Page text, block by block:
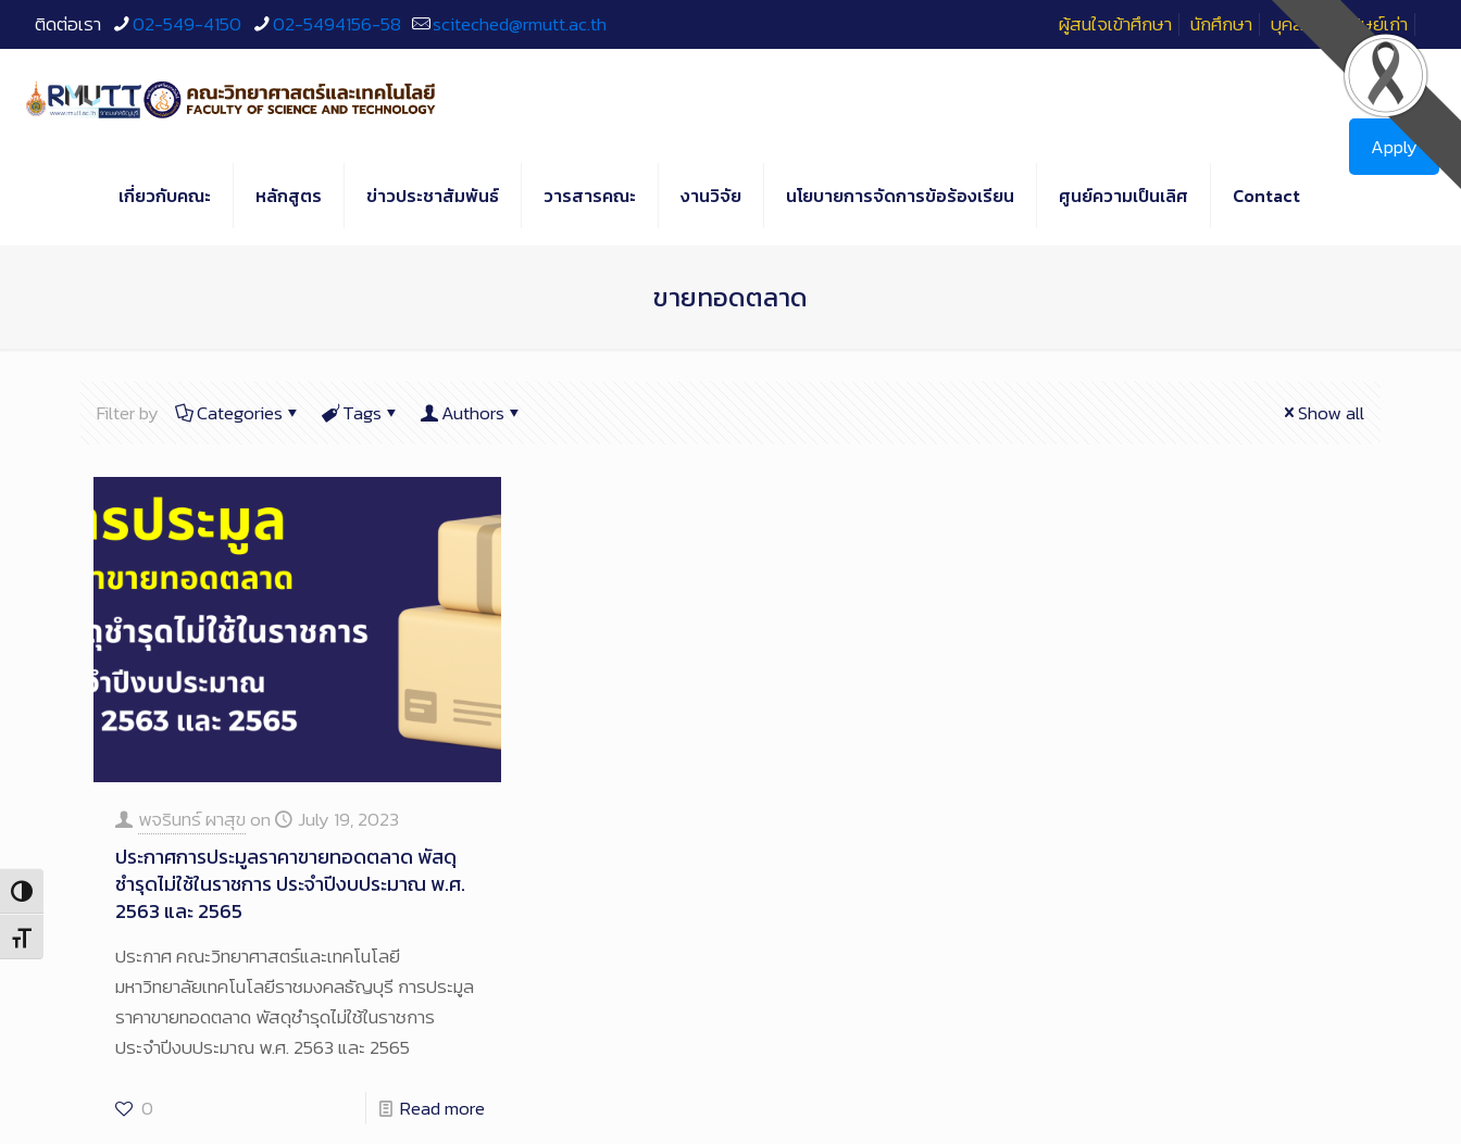
to
Content
Toggle High Contrast
Toggle Font size
ติดต่อเรา 02-549-4150 02-5494156-58 sciteched@rmutt.ac.th ผู้สนใจเข้าศึกษา นักศึกษา บุคลากร ศิษย์เก่า
เกี่ยวกับคณะ หลักสูตร ข่าวประชาสัมพันธ์ วารสารคณะ งานวิจัย นโยบายการจัดการข้อร้องเรียน ศูนย์ความเป็นเลิศ Contact
Apply
ขายทอดตลาด
Filter by Categories Tags Authors Show all
พจรินทร์ ผาสุข on July 19, 2023
ประกาศการประมูลราคาขายทอดตลาด พัสดุ
ชำรุดไม่ใช้ในราชการ ประจำปีงบประมาณ พ.ศ.
2563 และ 2565
ประกาศ คณะวิทยาศาสตร์และเทคโนโลยี
มหาวิทยาลัยเทคโนโลยีราชมงคลธัญบุรี การประมูล
ราคาขายทอดตลาด พัสดุชำรุดไม่ใช้ในราชการ
ประจำปีงบประมาณ พ.ศ. 2563 และ 2565
0 Read more